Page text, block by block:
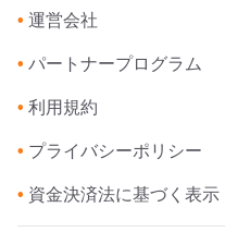
• 運営会社
• パートナープログラム
• 利用規約
• プライバシーポリシー
• 資金決済法に基づく表示